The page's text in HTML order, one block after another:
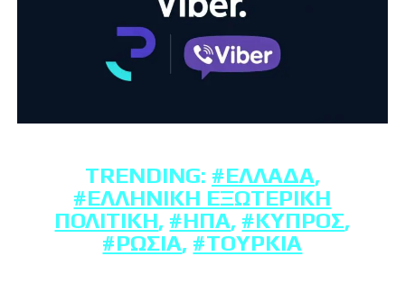
TRENDING: #ΕΛΛΆΔΑ,
#ΕΛΛΗΝΙΚΉ ΕΞΩΤΕΡΙΚΉ
ΠΟΛΙΤΙΚΉ, #ΗΠΑ, #ΚΎΠΡΟΣ,
#ΡΩΣΊΑ, #ΤΟΥΡΚΊΑ